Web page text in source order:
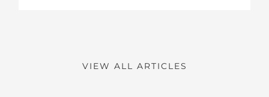
VIEW ALL ARTICLES